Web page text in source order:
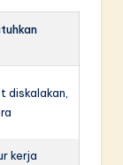
diskalakan,
kerja